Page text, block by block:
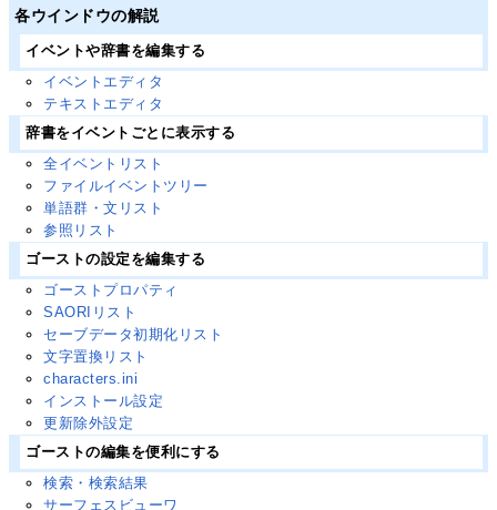
各ウインドウの解説
イベントや辞書を編集する
イベントエディタ
テキストエディタ
辞書をイベントごとに表示する
全イベントリスト
ファイルイベントツリー
単語群・文リスト
参照リスト
ゴーストの設定を編集する
ゴーストプロパティ
SAORIリスト
セーブデータ初期化リスト
文字置換リスト
characters.ini
インストール設定
更新除外設定
ゴーストの編集を便利にする
検索・検索結果
サーフェスビューワ